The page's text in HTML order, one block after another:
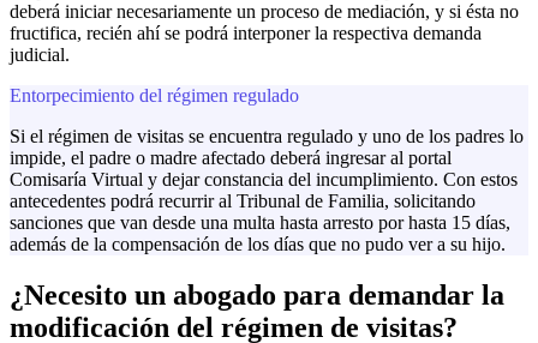
deberá iniciar necesariamente un proceso de mediación, y si ésta no
fructifica, recién ahí se podrá interponer la respectiva demanda
judicial.
Entorpecimiento del régimen regulado
Si el régimen de visitas se encuentra regulado y uno de los padres lo
impide, el padre o madre afectado deberá ingresar al portal
Comisaría Virtual y dejar constancia del incumplimiento. Con estos
antecedentes podrá recurrir al Tribunal de Familia, solicitando
sanciones que van desde una multa hasta arresto por hasta 15 días,
además de la compensación de los días que no pudo ver a su hijo.
¿Necesito un abogado para demandar la
modificación del régimen de visitas?